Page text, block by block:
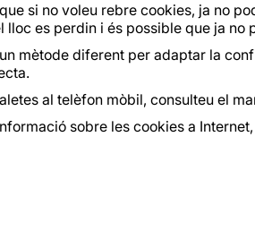
si no voleu rebre cookies, ja no
lloc es perdin i és possible que ja
mètode diferent per adaptar la
al telèfon mòbil, consulteu el
sobre les cookies a